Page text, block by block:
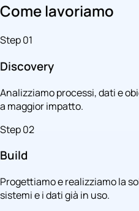
Come lavoriamo
Step 01
Discovery
Analizziamo processi, dati e
a maggior impatto.
Step 02
Build
Progettiamo e realizziamo la
sistemi e i dati già in uso.